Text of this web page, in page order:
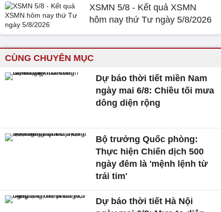
XSMN 5/8 - Kết quả XSMN
hôm nay thứ Tư ngày 5/8/2026
CÙNG CHUYÊN MỤC
Dự báo thời tiết miền Nam
ngày mai 6/8: Chiều tối mưa
dông diện rộng
Bộ trưởng Quốc phòng:
Thực hiện Chiến dịch 500
ngày đêm là 'mệnh lệnh từ
trái tim'
Dự báo thời tiết Hà Nội